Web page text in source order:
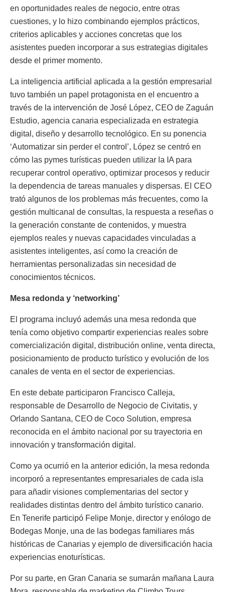
en oportunidades reales de negocio, entre otras
cuestiones, y lo hizo combinando ejemplos prácticos,
criterios aplicables y acciones concretas que los
asistentes pueden incorporar a sus estrategias digitales
desde el primer momento.
La inteligencia artificial aplicada a la gestión empresarial
tuvo también un papel protagonista en el encuentro a
través de la intervención de José López, CEO de Zaguán
Estudio, agencia canaria especializada en estrategia
digital, diseño y desarrollo tecnológico. En su ponencia
‘Automatizar sin perder el control’, López se centró en
cómo las pymes turísticas pueden utilizar la IA para
recuperar control operativo, optimizar procesos y reducir
la dependencia de tareas manuales y dispersas. El CEO
trató algunos de los problemas más frecuentes, como la
gestión multicanal de consultas, la respuesta a reseñas o
la generación constante de contenidos, y muestra
ejemplos reales y nuevas capacidades vinculadas a
asistentes inteligentes, así como la creación de
herramientas personalizadas sin necesidad de
conocimientos técnicos.
Mesa redonda y ‘networking’
El programa incluyó además una mesa redonda que
tenía como objetivo compartir experiencias reales sobre
comercialización digital, distribución online, venta directa,
posicionamiento de producto turístico y evolución de los
canales de venta en el sector de experiencias.
En este debate participaron Francisco Calleja,
responsable de Desarrollo de Negocio de Civitatis, y
Orlando Santana, CEO de Coco Solution, empresa
reconocida en el ámbito nacional por su trayectoria en
innovación y transformación digital.
Como ya ocurrió en la anterior edición, la mesa redonda
incorporó a representantes empresariales de cada isla
para añadir visiones complementarias del sector y
realidades distintas dentro del ámbito turístico canario.
En Tenerife participó Felipe Monje, director y enólogo de
Bodegas Monje, una de las bodegas familiares más
históricas de Canarias y ejemplo de diversificación hacia
experiencias enoturísticas.
Por su parte, en Gran Canaria se sumarán mañana Laura